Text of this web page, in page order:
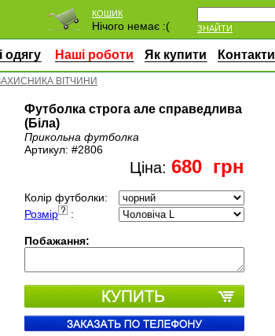
ЗНАЙТИ
КОШИК
Нічого немає :(
одягу Наші роботи Як купити Контакти
ВІТЧИНИ
Футболка строга але справедлива
(Біла)
Прикольна футболка
Артикул: #2806
Ціна: 680 грн
Колір футболки:
Розмір
:
Побажання: